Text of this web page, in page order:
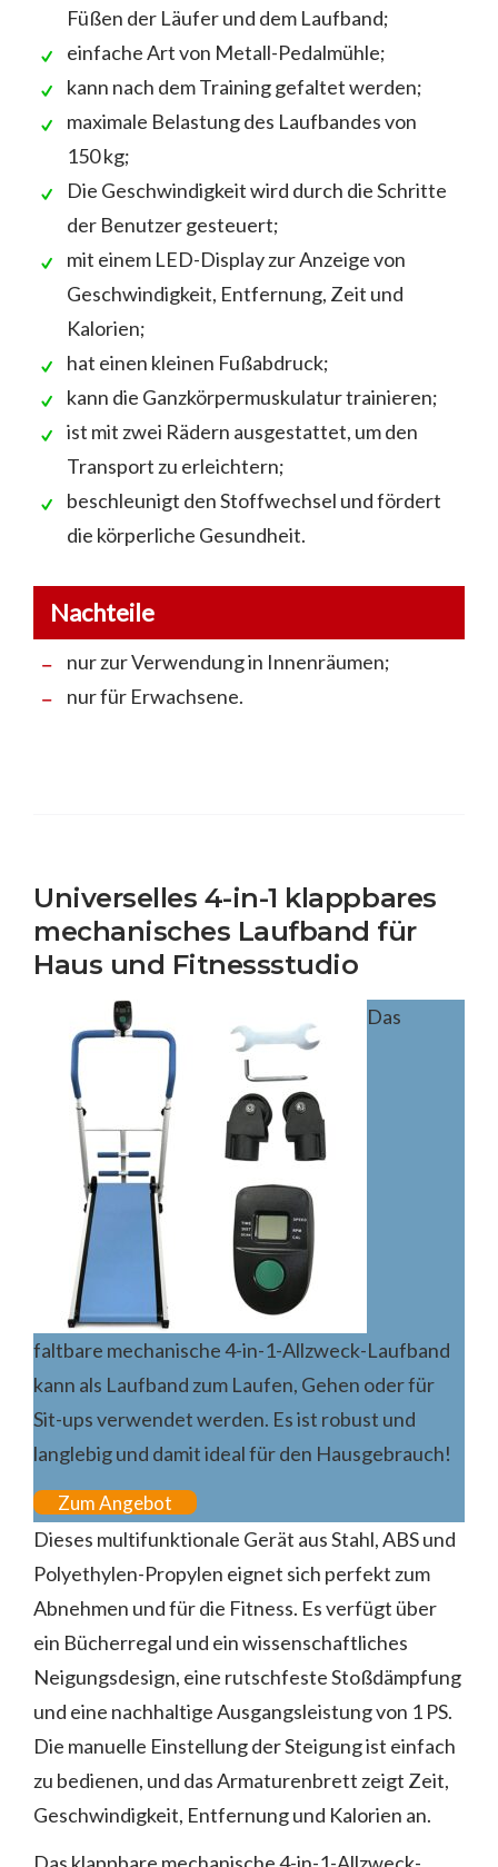
Füßen der Läufer und dem Laufband;
einfache Art von Metall-Pedalmühle;
kann nach dem Training gefaltet werden;
maximale Belastung des Laufbandes von
150 kg;
Die Geschwindigkeit wird durch die Schritte
der Benutzer gesteuert;
mit einem LED-Display zur Anzeige von
Geschwindigkeit, Entfernung, Zeit und
Kalorien;
hat einen kleinen Fußabdruck;
kann die Ganzkörpermuskulatur trainieren;
ist mit zwei Rädern ausgestattet, um den
Transport zu erleichtern;
beschleunigt den Stoffwechsel und fördert
die körperliche Gesundheit.
Nachteile
nur zur Verwendung in Innenräumen;
nur für Erwachsene.
Universelles 4-in-1 klappbares
mechanisches Laufband für
Haus und Fitnessstudio
Das
faltbare mechanische 4-in-1-Allzweck-Laufband
kann als Laufband zum Laufen, Gehen oder für
Sit-ups verwendet werden. Es ist robust und
langlebig und damit ideal für den Hausgebrauch!
Zum Angebot
Dieses multifunktionale Gerät aus Stahl, ABS und
Polyethylen-Propylen eignet sich perfekt zum
Abnehmen und für die Fitness. Es verfügt über
ein Bücherregal und ein wissenschaftliches
Neigungsdesign, eine rutschfeste Stoßdämpfung
und eine nachhaltige Ausgangsleistung von 1 PS.
Die manuelle Einstellung der Steigung ist einfach
zu bedienen, und das Armaturenbrett zeigt Zeit,
Geschwindigkeit, Entfernung und Kalorien an.